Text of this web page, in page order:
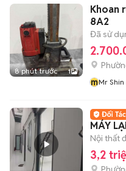
8 phút trước 1
Khoan
8A2
Đã sử
mMr Shin
MÁY
Nội thất
3,2